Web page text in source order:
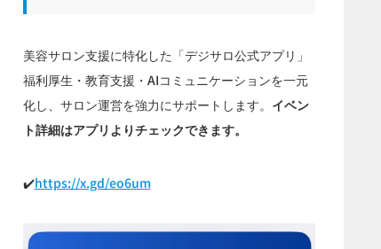
美容サロン支援に特化した「デジサロ公式アプリ」
福利厚生・教育支援・AIコミュニケーションを一元
化し、サロン運営を強力にサポートします。 イベン
ト詳細はアプリよりチェックできます。
✔️https://x.gd/eo6um